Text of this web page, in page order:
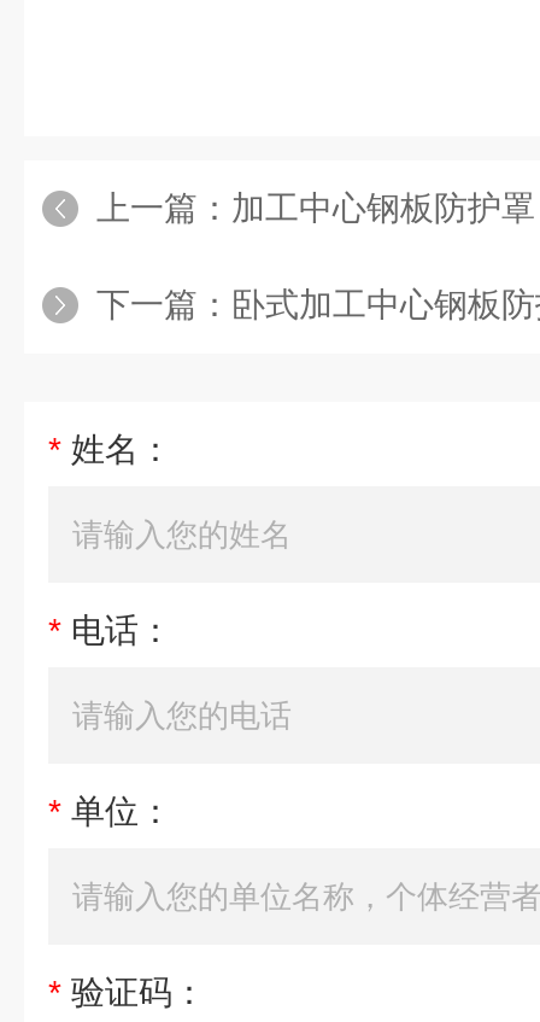
上一篇： 加工中心钢板防护罩
下一篇： 卧式加工中心钢板
* 姓名：
* 电话：
* 单位：
* 验证码：